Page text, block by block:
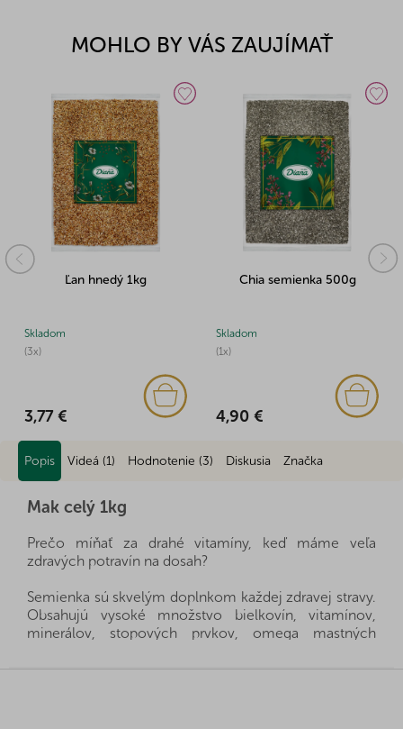
MOHLO BY VÁS ZAUJÍMAŤ
Ľan hnedý 1kg
(3x)
Skladom
3,77 €
Chia semienka 500g
(1x)
Skladom
4,90 €
Popis Videá (1) Hodnotenie (3) Diskusia Značka
Mak celý 1kg
Prečo míňať za drahé vitamíny, keď máme veľa
zdravých potravín na dosah?
Semienka sú skvelým doplnkom každej zdravej stravy.
Obsahujú vysoké množstvo bielkovín, vitamínov,
minerálov, stopových prvkov, omega mastných
semienka do svojej kuchyne a budete milo